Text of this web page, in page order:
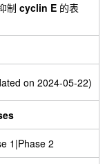
制 cyclin E 的表
on 2024-05-22)
1|Phase 2